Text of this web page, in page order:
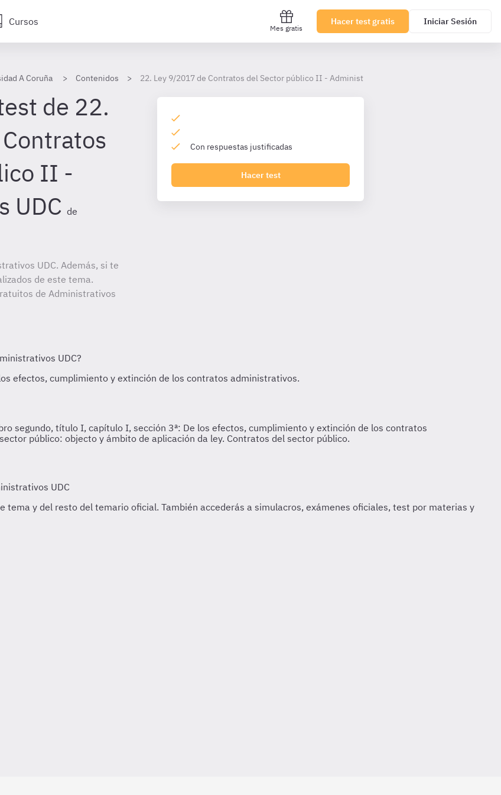
Cursos
Mes gratis
Hacer test gratis Iniciar Sesión
A Coruña Contenidos 22. Ley 9/2017 de Contratos del Sector público II - Administrativos UDC
de 22.
II -
UDC de
UDC. Además, si te
de este tema.
de Administrativos
Con respuestas justificadas
Hacer test
segundo, título I, capítulo I, sección 3ª: De los efectos, cumplimiento y extinción de los contratos
público: objecto y ámbito de aplicación da ley. Contratos del sector público.